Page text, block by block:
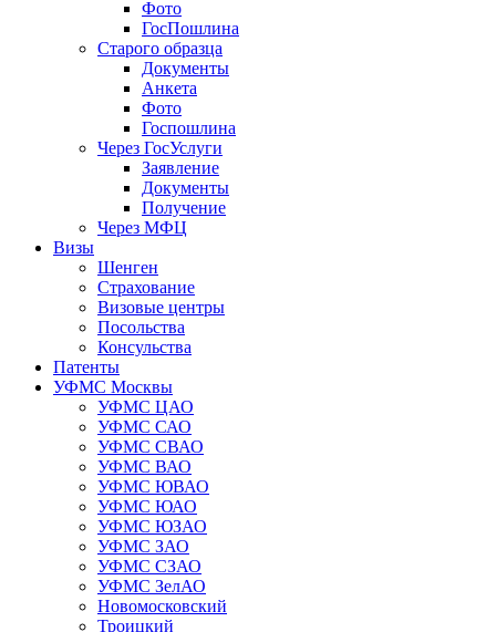
Фото
ГосПошлина
Старого образца
Документы
Анкета
Фото
Госпошлина
Через ГосУслуги
Заявление
Документы
Получение
Через МФЦ
Визы
Шенген
Страхование
Визовые центры
Посольства
Консульства
Патенты
УФМС Москвы
УФМС ЦАО
УФМС САО
УФМС СВАО
УФМС ВАО
УФМС ЮВАО
УФМС ЮАО
УФМС ЮЗАО
УФМС ЗАО
УФМС СЗАО
УФМС ЗелАО
Новомосковский
Троицкий